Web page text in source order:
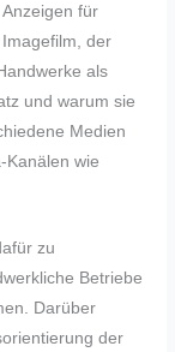
für
der
als
und warum sie
Medien
Kanälen wie
zu
Betriebe
Darüber
der